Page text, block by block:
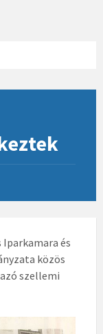
Iparkamara és
közös
szellemi